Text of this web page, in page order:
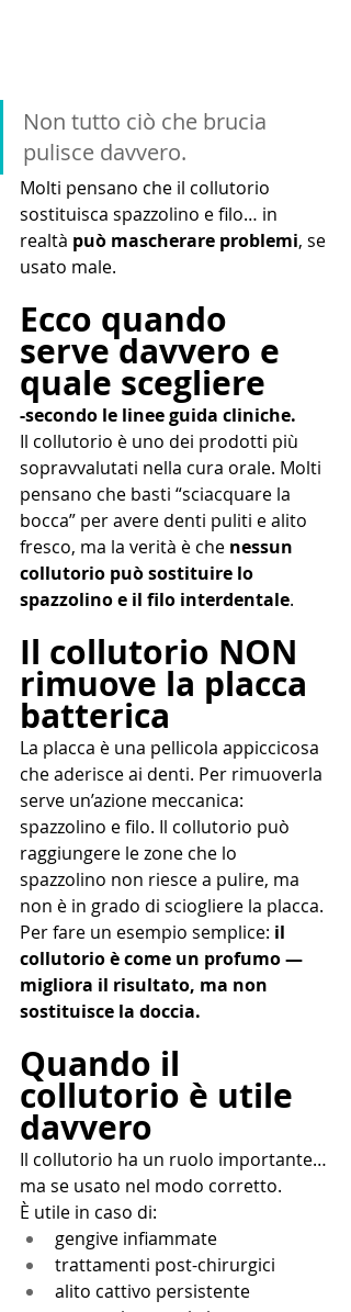
Non tutto ciò che brucia
pulisce davvero.
Molti pensano che il collutorio
sostituisca spazzolino e filo… in
realtà può mascherare problemi, se
usato male.
Ecco quando
serve davvero e
quale scegliere
-secondo le linee guida cliniche.
Il collutorio è uno dei prodotti più
sopravvalutati nella cura orale. Molti
pensano che basti “sciacquare la
bocca” per avere denti puliti e alito
fresco, ma la verità è che nessun
collutorio può sostituire lo
spazzolino e il filo interdentale.
Il collutorio NON
rimuove la placca
batterica
La placca è una pellicola appiccicosa
che aderisce ai denti. Per rimuoverla
serve un’azione meccanica:
spazzolino e filo. Il collutorio può
raggiungere le zone che lo
spazzolino non riesce a pulire, ma
non è in grado di sciogliere la placca.
Per fare un esempio semplice: il
collutorio è come un profumo —
migliora il risultato, ma non
sostituisce la doccia.
Quando il
collutorio è utile
davvero
Il collutorio ha un ruolo importante…
ma se usato nel modo corretto.
È utile in caso di:
gengive infiammate
trattamenti post-chirurgici
alito cattivo persistente